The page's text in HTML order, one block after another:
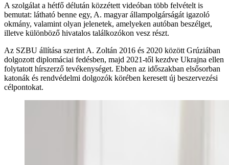
A szolgálat a hétfő délután közzétett videóban több felvételt is
bemutat: látható benne egy, A. magyar állampolgárságát igazoló
okmány, valamint olyan jelenetek, amelyeken autóban beszélget,
illetve különböző hivatalos találkozókon vesz részt.
Az SZBU állítása szerint A. Zoltán 2016 és 2020 között Grúziában
dolgozott diplomáciai fedésben, majd 2021-től kezdve Ukrajna ellen
folytatott hírszerző tevékenységet. Ebben az időszakban elsősorban
katonák és rendvédelmi dolgozók körében keresett új beszervezési
célpontokat.